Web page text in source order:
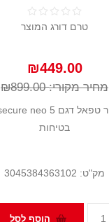
טרם דורג המוצר
₪449.00
מחיר מקורי: ₪899.00
בטיחות
מק"ט: 3045384363102